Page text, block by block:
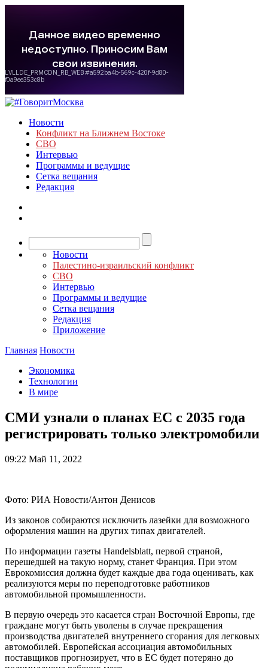
Новости
Конфликт на Ближнем Востоке
СВО
Интервью
Программы и ведущие
Сетка вещания
Редакция
Новости
Палестино-израильский конфликт
СВО
Интервью
Программы и ведущие
Сетка вещания
Редакция
Приложение
Главная Новости
Экономика
Технологии
В мире
СМИ узнали о планах ЕС с 2035 года
регистрировать только электромобили
09:22 Май 11, 2022
Фото: РИА Новости/Антон Денисов
Из законов собираются исключить лазейки для возможного
оформления машин на других типах двигателей.
По информации газеты Handelsblatt, первой страной,
перешедшей на такую норму, станет Франция. При этом
Еврокомиссия должна будет каждые два года оценивать, как
реализуются меры по переподготовке работников
автомобильной промышленности.
В первую очередь это касается стран Восточной Европы, где
граждане могут быть уволены в случае прекращения
производства двигателей внутреннего сгорания для легковых
автомобилей. Европейская ассоциация автомобильных
поставщиков прогнозирует, что в ЕС будет потеряно до